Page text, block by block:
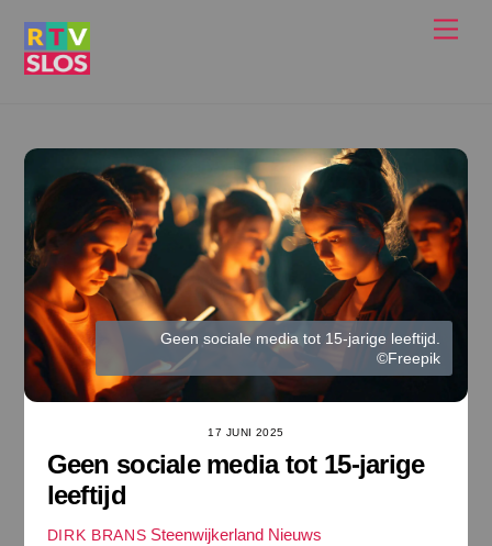
Geen sociale media tot 15-jarige leeftijd.
©Freepik
17 JUNI 2025
Geen sociale media tot 15-jarige
leeftijd
DIRK BRANS Steenwijkerland Nieuws